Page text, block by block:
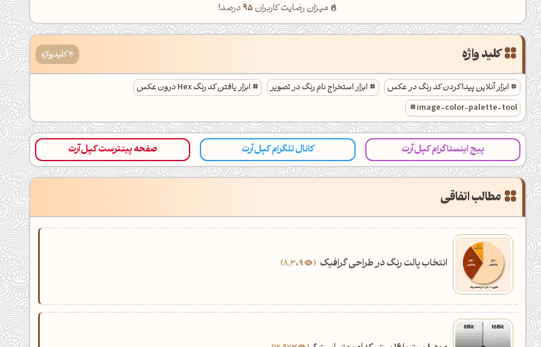
میزان رضایت کاربران95درصد!
کلید واژه 4 کلیدواژه
ابزار آنلاین پیدا کردن کد رنگ در عکس ابزار استخراج نام رنگ در تصویر
ابزار یافتن کد رنگ Hex درون عکس
image-color-palette-tool
پیج اینستاگرام کپل‌آرت کانال تلگرام کپل‌آرت صفحه پینترست کپل‌آرت
مطالب اتفاقی
انتخاب پالت رنگ در طراحی گرافیک